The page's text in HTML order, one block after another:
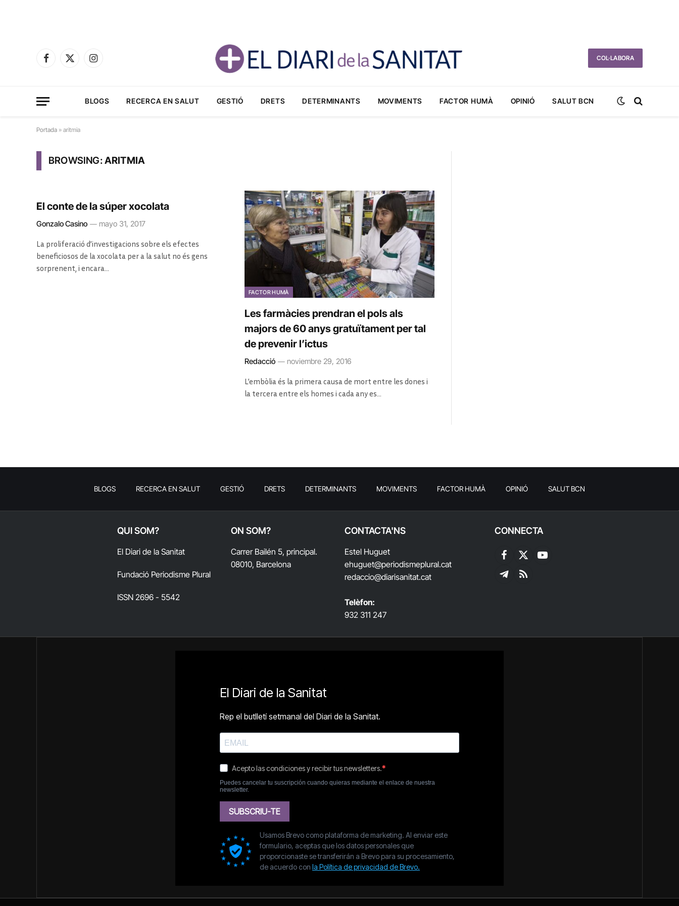
Facebook
X
Instagram
COL·LABORA
BLOGS RECERCA EN SALUT GESTIÓ DRETS DETERMINANTS MOVIMENTS FACTOR HUMÀ OPINIÓ SALUT BCN
Portada » aritmia
BROWSING:ARITMIA
El conte de la súper xocolata
Gonzalo Casino mayo 31, 2017
La proliferació d’investigacions sobre els efectes
beneficiosos de la xocolata per a la salut no és gens
sorprenent, i encara…
FACTOR HUMÀ
Les farmàcies prendran el pols als
majors de 60 anys gratuïtament per tal
de prevenir l’ictus
Redacció noviembre 29, 2016
L’embòlia és la primera causa de mort entre les dones i
la tercera entre els homes i cada any es…
BLOGS RECERCA EN SALUT GESTIÓ DRETS DETERMINANTS MOVIMENTS FACTOR HUMÀ OPINIÓ SALUT BCN
QUI SOM?
El Diari de la Sanitat
Fundació Periodisme Plural
ISSN 2696 - 5542
ON SOM?
Carrer Bailén 5, principal.
08010, Barcelona
CONTACTA'NS
Estel Huguet
ehuguet@periodismeplural.cat
redaccio@diarisanitat.cat
Telèfon:
932 311 247
CONNECTA
Facebook
X
(Twitter)
YouTube
TelegramRSS